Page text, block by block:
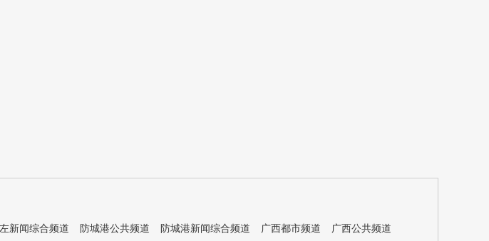
新闻综合频道 防城港公共频道 防城港新闻综合频道 广西都市频道
广西公共频道